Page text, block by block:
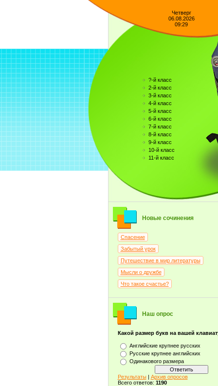
Четверг
06.08.2026
09:29
?-й класс
2-й класс
3-й класс
4-й класс
5-й класс
6-й класс
7-й класс
8-й класс
9-й класс
10-й класс
11-й класс
Новые сочинения
Спасение
Забытый урок
Путешествие в мир литературы
Мысли о дружбе
Что такое счастье?
Наш опрос
Какой размер букв на вашей
Английские крупнее русских
Русские крупнее английских
Одинакового размера
Результаты| Архив опросов
Всего ответов: 1190